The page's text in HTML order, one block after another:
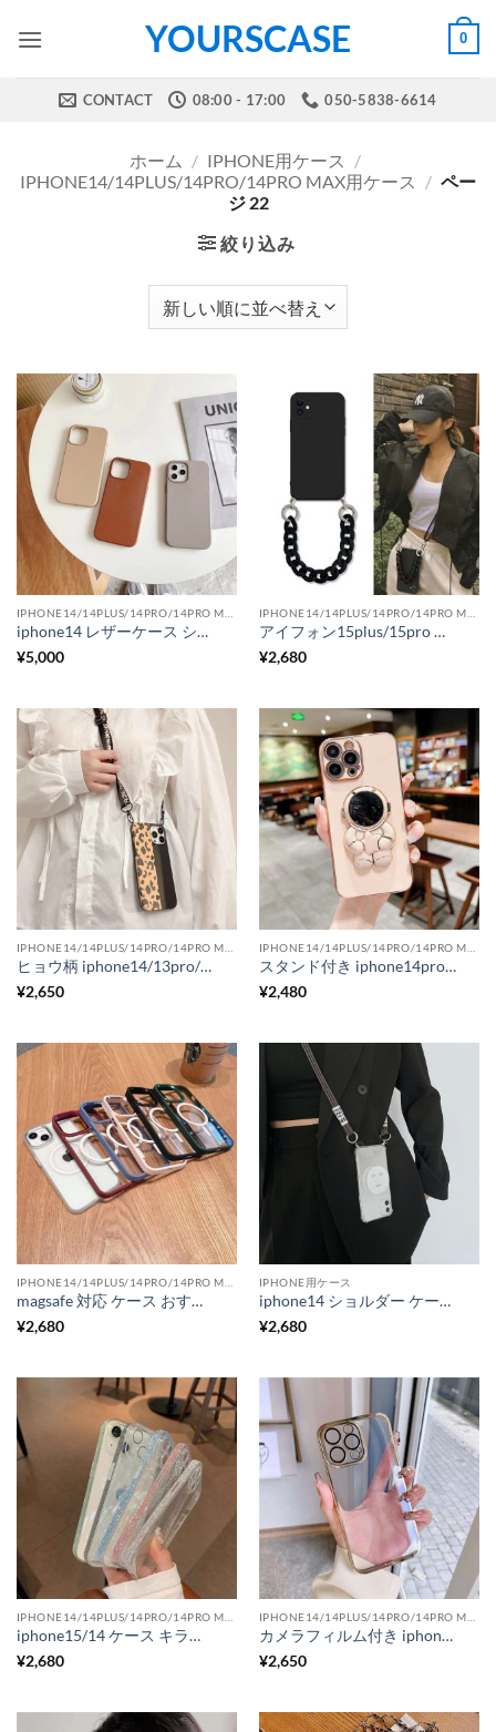
YOURSCASE 0
CONTACT 08:00 - 17:00 050-5838-6614
ホーム / IPHONE用ケース
/
IPHONE14/14PLUS/14PRO/14PRO MAX用ケース
/ ペー
ジ 22
絞り込み
iphone14 レザーケース シンプル ハード iphone14promax カバー くすみカラー 可愛い スマホケース iphone13/12
¥5,000
アイフォン15plus/15pro ケース 紐付き iphone14 ケース 韓国 ショルダー iphone12mini/11 ケース シンプル おしゃれ
¥2,680
ヒョウ柄 iphone14/13pro/13mini ケース 斜 めがけ 可愛い iphone12promax/11pro カバー レオパード
¥2,650
スタンド付き iphone14pro/14plus ケース 宇宙飛行士 iphone13 ケース おしゃれ iphone12pro/11 ケース 可愛い 韓国
¥2,480
magsafe 対応 ケース おすすめ iphone14 クリア iphone14plus/14promax カバー おしゃれ アイフォンケース 衝撃に強い
¥2,680
IPHONE用ケース
iphone14 ショルダー ケース グリップ iphone14plus/14promaxケース おしゃれ 韓国 iphone13pro/12mini カバー フェイスマスク 面白
¥2,680
iphone15/14 ケース キラキラ iphone15pro/15plus ガラス ケース iphone14/13 透明 ケース 挟む おしゃれ
¥2,680
カメラフィルム付き iphone15 ケース 透明 iphone15pro/15plus ケース メタリック アイフォン14/14pro カバー ペア
¥2,650